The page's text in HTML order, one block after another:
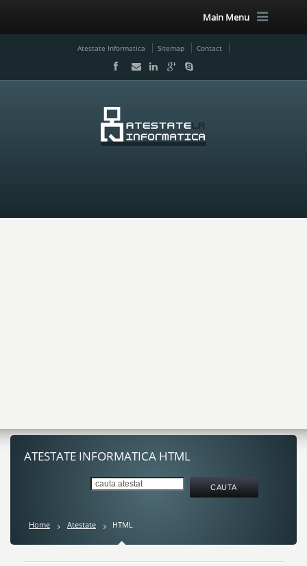
Main Menu
Atestate Informatica Sitemap Contact
ATESTATE INFORMATICA HTML
Home Atestate HTML